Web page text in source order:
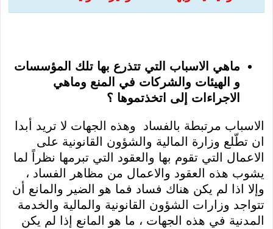
ماهي الاسباب التي تتذرع بها تلك المؤسسات
و الهيئات والشركات في المنع وماهي
الاجراءات إلى اتخذتموها ؟
الاسباب مرتبطة بالفساد وهذه الجهات لا تريد أبدا
ان تطّلع وزارة المالية والشؤون القانونية على
الاعمال التي تقوم بها والعقود التي تبرمها نظراً لما
يشوب هذه العقود والاعمال من مظاهر الفساد ،
وإلا اذا لم يكن هناك فساد فما هو الضير والمانع أن
تتواجد وزارات الشؤون القانونية والمالية والخدمة
المدنية في هذه الجهات ، ما هو المانع إذا لم يكن